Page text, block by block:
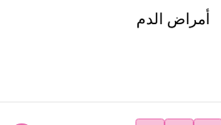
أمراض الدم